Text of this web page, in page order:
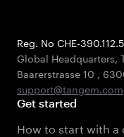
Reg. No CHE-
Global Headquarters,
Baarerstrasse 10 ,
support@tangem.com
Get started
How to start with a